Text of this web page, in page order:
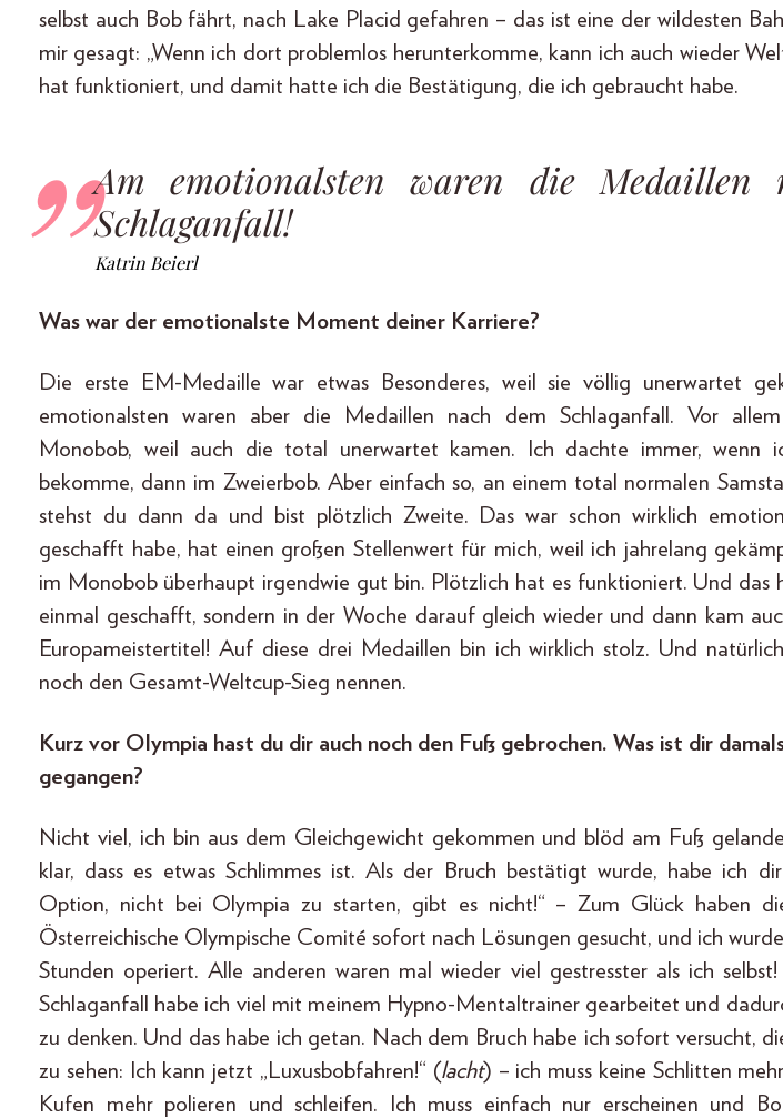
selbst auch Bob fährt, nach Lake Placid gefahren – das ist eine der wildesten
mir gesagt: „Wenn ich dort problemlos herunterkomme, kann ich auch wieder
hat funktioniert, und damit hatte ich die Bestätigung, die ich gebraucht habe.
Am emotionalsten waren die Medaillen
Schlaganfall!
Katrin Beierl
Was war der emotionalste Moment deiner Karriere?
Die erste EM-Medaille war etwas Besonderes, weil sie völlig unerwartet
emotionalsten waren aber die Medaillen nach dem Schlaganfall. Vor
Monobob, weil auch die total unerwartet kamen. Ich dachte immer, wenn
bekomme, dann im Zweierbob. Aber einfach so, an einem total normalen
stehst du dann da und bist plötzlich Zweite. Das war schon wirklich
geschafft habe, hat einen großen Stellenwert für mich, weil ich jahrelang
im Monobob überhaupt irgendwie gut bin. Plötzlich hat es funktioniert. Und das
einmal geschafft, sondern in der Woche darauf gleich wieder und dann kam
Europameistertitel! Auf diese drei Medaillen bin ich wirklich stolz. Und
noch den Gesamt-Weltcup-Sieg nennen.
Kurz vor Olympia hast du dir auch noch den Fuß gebrochen. Was ist dir
gegangen?
Nicht viel, ich bin aus dem Gleichgewicht gekommen und blöd am Fuß
klar, dass es etwas Schlimmes ist. Als der Bruch bestätigt wurde, habe ich
Option, nicht bei Olympia zu starten, gibt es nicht!“ – Zum Glück haben
Österreichische Olympische Comité sofort nach Lösungen gesucht, und ich
Stunden operiert. Alle anderen waren mal wieder viel gestresster als ich
Schlaganfall habe ich viel mit meinem Hypno-Mentaltrainer gearbeitet und
zu denken. Und das habe ich getan. Nach dem Bruch habe ich sofort versucht,
zu sehen: Ich kann jetzt „Luxusbobfahren!“ (lacht) – ich muss keine Schlitten
Kufen mehr polieren und schleifen. Ich muss einfach nur erscheinen und